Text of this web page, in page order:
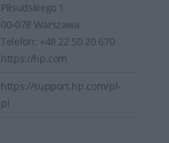
Piłsudskiego 1
00-078 Warszawa
Telefon: +48 22 50 20 670
https://hp.com
https://support.hp.com/pl-
pl